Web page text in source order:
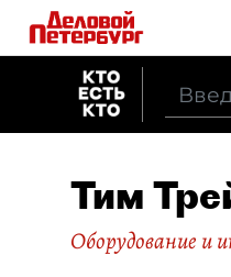
Тим
Оборудование и